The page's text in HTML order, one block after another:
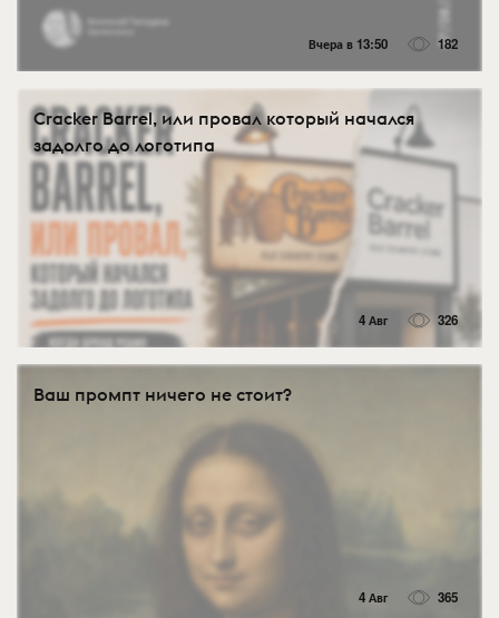
Вчера в 13:50 182
Cracker Barrel, или провал который начался
задолго до логотипа
4 Авг 326
Ваш промпт ничего не стоит?
4 Авг 365